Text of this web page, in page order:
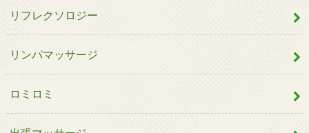
リフレクソロジー
リンパマッサージ
ロミロミ